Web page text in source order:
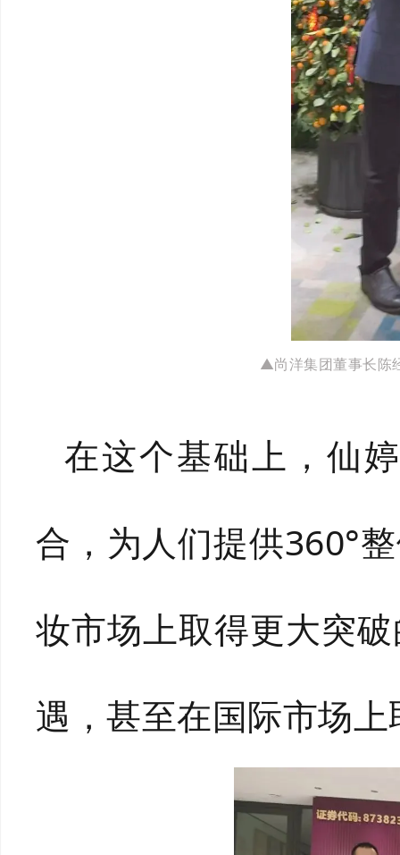
▲尚洋集团董事长陈
在这个基础上，仙
合，为人们提供360°
妆市场上取得更大突
遇，甚至在国际市场